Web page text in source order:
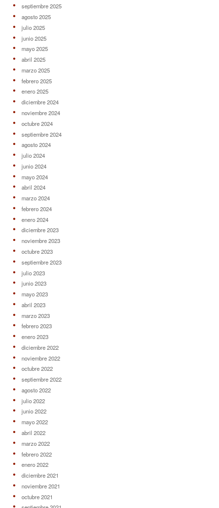
septiembre 2025
agosto 2025
julio 2025
junio 2025
mayo 2025
abril 2025
marzo 2025
febrero 2025
enero 2025
diciembre 2024
noviembre 2024
octubre 2024
septiembre 2024
agosto 2024
julio 2024
junio 2024
mayo 2024
abril 2024
marzo 2024
febrero 2024
enero 2024
diciembre 2023
noviembre 2023
octubre 2023
septiembre 2023
julio 2023
junio 2023
mayo 2023
abril 2023
marzo 2023
febrero 2023
enero 2023
diciembre 2022
noviembre 2022
octubre 2022
septiembre 2022
agosto 2022
julio 2022
junio 2022
mayo 2022
abril 2022
marzo 2022
febrero 2022
enero 2022
diciembre 2021
noviembre 2021
octubre 2021